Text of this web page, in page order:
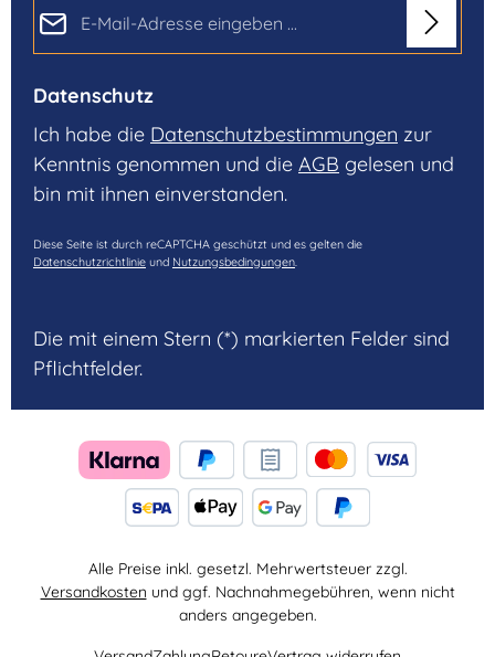
Datenschutz
Ich habe die Datenschutzbestimmungen zur
Kenntnis genommen und die AGB gelesen und
bin mit ihnen einverstanden.
Diese Seite ist durch reCAPTCHA geschützt und es gelten die
Datenschutzrichtlinie und Nutzungsbedingungen
Die mit einem Stern (*) markierten Felder sind
Pflichtfelder.
Alle Preise inkl. gesetzl. Mehrwertsteuer zzgl.
Versandkosten und ggf. Nachnahmegebühren, wenn nicht
anders angegeben.